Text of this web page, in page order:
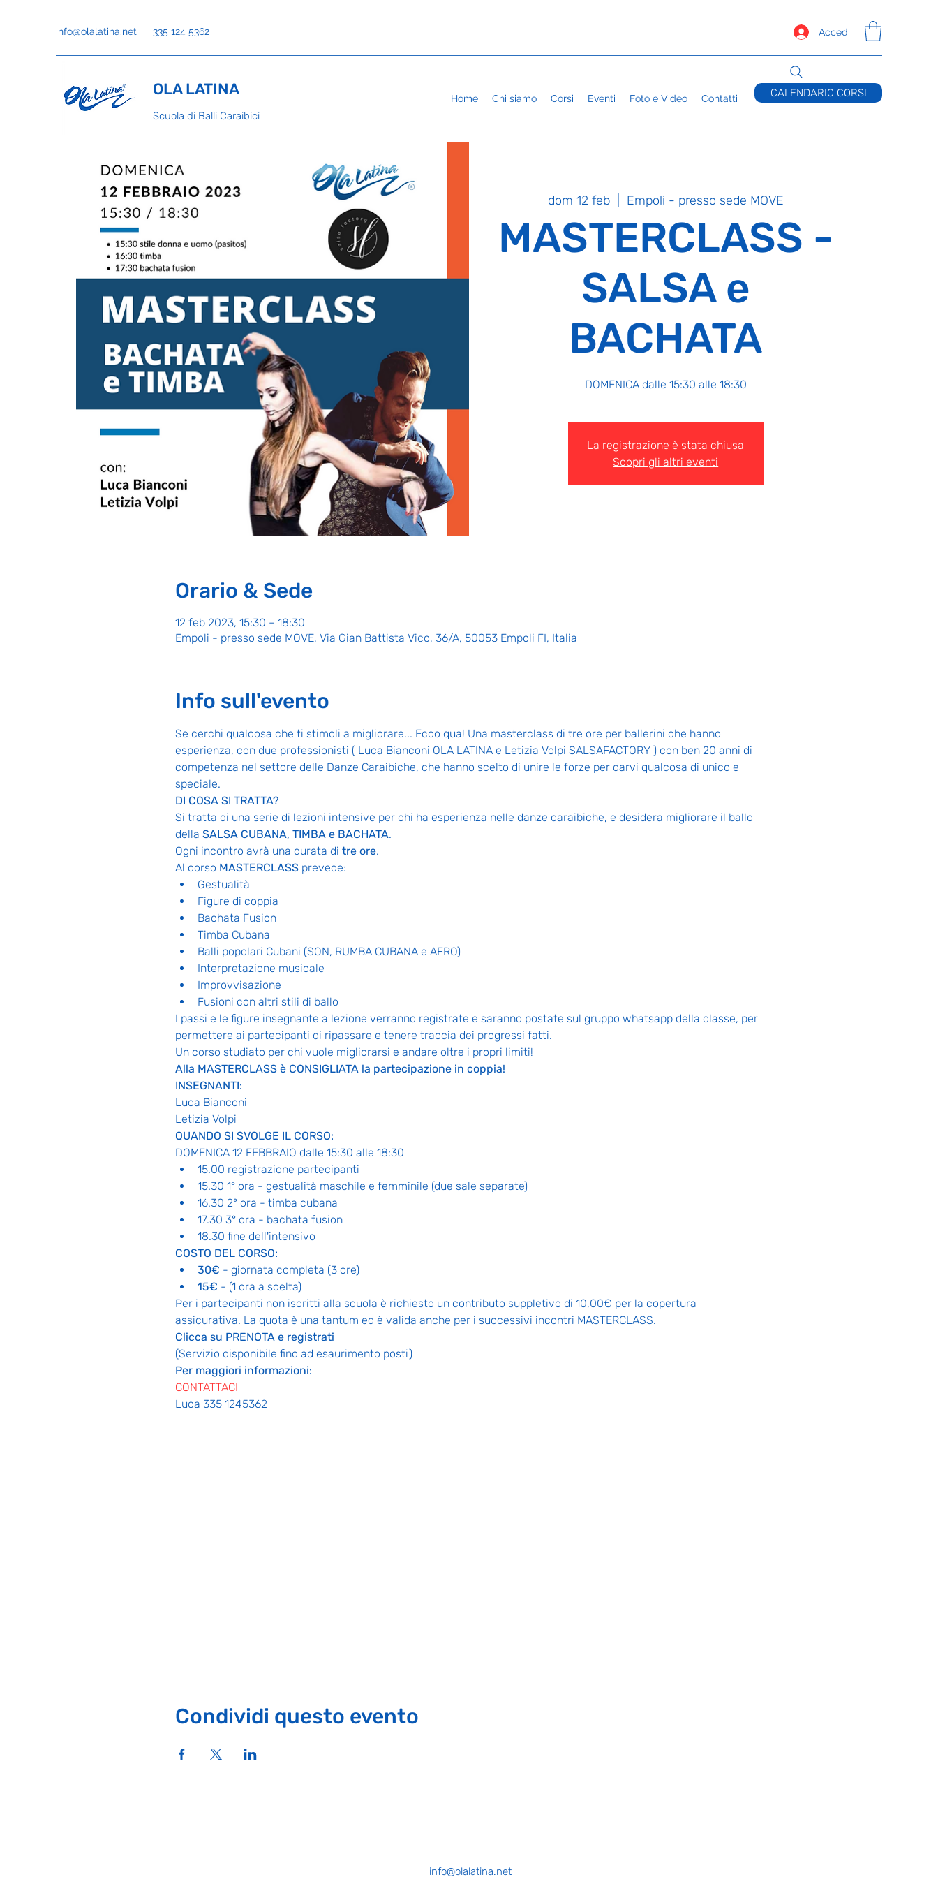
info@olalatina.net 335 124 5362 Accedi
OLA LATINA
Scuola di Balli Caraibici
Home Chi siamo Corsi Eventi Foto e Video Contatti CALENDARIO CORSI
dom 12 feb
  |
Empoli - presso sede MOVE
MASTERCLASS -
SALSA e
BACHATA
DOMENICA dalle 15:30 alle 18:30
La registrazione è stata chiusa
Scopri gli altri eventi
Orario & Sede
12 feb 2023, 15:30 – 18:30
Empoli - presso sede MOVE, Via Gian Battista Vico, 36/A, 50053 Empoli FI, Italia
Info sull'evento
Se cerchi qualcosa che ti stimoli a migliorare... Ecco qua! Una masterclass di tre ore per ballerini che hanno
esperienza, con due professionisti ( Luca Bianconi OLA LATINA e Letizia Volpi SALSAFACTORY ) con ben 20 anni di
competenza nel settore delle Danze Caraibiche, che hanno scelto di unire le forze per darvi qualcosa di unico e
speciale.
DI COSA SI TRATTA?
Si tratta di una serie di lezioni intensive per chi ha esperienza nelle danze caraibiche, e desidera migliorare il ballo
della SALSA CUBANA, TIMBA e BACHATA.
Ogni incontro avrà una durata di tre ore.
Al corso MASTERCLASS prevede:
Gestualità
Figure di coppia
Bachata Fusion
Timba Cubana
Balli popolari Cubani (SON, RUMBA CUBANA e AFRO)
Interpretazione musicale
Improvvisazione
Fusioni con altri stili di ballo
I passi e le figure insegnante a lezione verranno registrate e saranno postate sul gruppo whatsapp della classe, per
permettere ai partecipanti di ripassare e tenere traccia dei progressi fatti.
Un corso studiato per chi vuole migliorarsi e andare oltre i propri limiti!
Alla MASTERCLASS è CONSIGLIATA la partecipazione in coppia!
INSEGNANTI:
Luca Bianconi
Letizia Volpi
QUANDO SI SVOLGE IL CORSO:
DOMENICA 12 FEBBRAIO dalle 15:30 alle 18:30
15.00 registrazione partecipanti
15.30 1° ora - gestualità maschile e femminile (due sale separate)
16.30 2° ora - timba cubana
17.30 3° ora - bachata fusion
18.30 fine dell'intensivo
COSTO DEL CORSO:
30€ - giornata completa (3 ore)
15€ - (1 ora a scelta)
Per i partecipanti non iscritti alla scuola è richiesto un contributo suppletivo di 10,00€ per la copertura
assicurativa. La quota è una tantum ed è valida anche per i successivi incontri MASTERCLASS.
Clicca su PRENOTA e registrati
(Servizio disponibile fino ad esaurimento posti)
Per maggiori informazioni:
CONTATTACI
Luca 335 1245362
Condividi questo evento
info@olalatina.net